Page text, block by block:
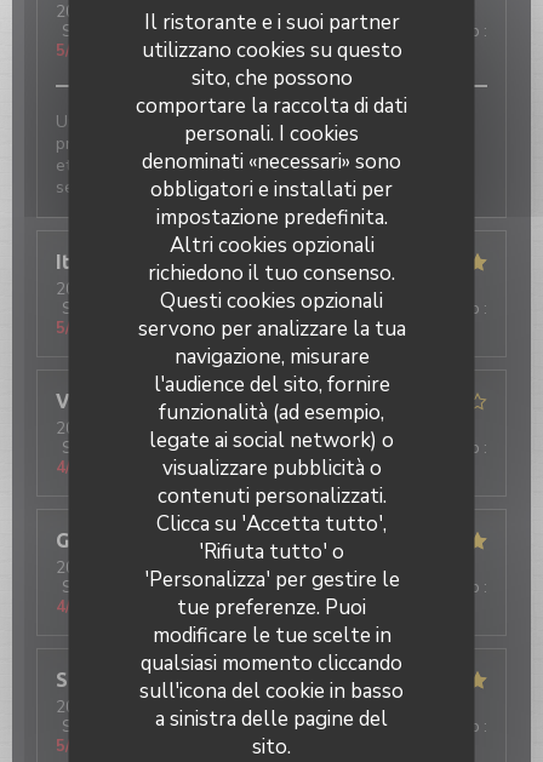
Il ristorante e i suoi partner
utilizzano cookies su questo
sito, che possono
comportare la raccolta di dati
personali. I cookies
denominati «necessari» sono
obbligatori e installati per
impostazione predefinita.
Altri cookies opzionali
richiedono il tuo consenso.
Questi cookies opzionali
servono per analizzare la tua
navigazione, misurare
l'audience del sito, fornire
funzionalità (ad esempio,
legate ai social network) o
visualizzare pubblicità o
contenuti personalizzati.
Clicca su 'Accetta tutto',
'Rifiuta tutto' o
'Personalizza' per gestire le
tue preferenze. Puoi
modificare le tue scelte in
qualsiasi momento cliccando
sull'icona del cookie in basso
a sinistra delle pagine del
sito.
2024-05-21- 20:30 - Ospiti 2
Servizio
/5 Atmosfera:5 /5 Cucina :3/5 Qualità / Prezzo :
5/5
Un bon moment dans un restaurant authentique. Les
proportions sont généreuses pour un prix raisonnable
et l’ambiance chaleureuse! Quelques loupés mais les
serveurs sont à l’écoute et très conciliants
Itamar
2024-05-22
- 21:45 - Ospiti 5
Servizio
Atmosfera: 5/5 Cucina:3/5 Qualità / Prezzo :
5/5
Valeria
2024-05-18
- 21:00 - Ospiti 6
Servizio
/5 Atmosfera:5/5 Cucina:4/5 Qualità / Prezzo :
4/5
Gabriele
2024-05-18- 20:30 - Ospiti 3
Servizio
/5 Atmosfera:5/5 Cucina:5/5 Qualità / Prezzo :
4/5
Sébastien T
2024-05-16
- 19:15 - Ospiti 3
Servizio
Atmosfera :5/5 Cucina: 5/5 Qualità / Prezzo :
5/5